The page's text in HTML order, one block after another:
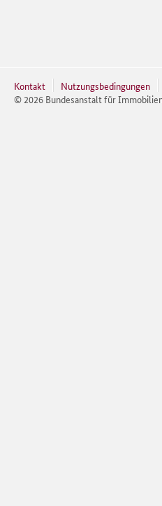
Kontakt Nutzungsbedingungen
© 2026 Bundesanstalt für